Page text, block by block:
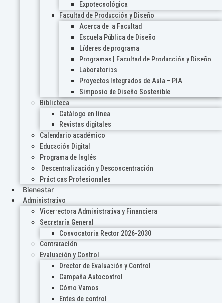
Expotecnológica
Facultad de Producción y Diseño
Acerca de la Facultad
Escuela Pública de Diseño
Líderes de programa
Programas | Facultad de Producción y Diseño
Laboratorios
Proyectos Integrados de Aula – PIA
Simposio de Diseño Sostenible
Biblioteca
Catálogo en línea
Revistas digitales
Calendario académico
Educación Digital
Programa de Inglés
Descentralización y Desconcentración
Prácticas Profesionales
Bienestar
Administrativo
Vicerrectora Administrativa y Financiera
Secretaría General
Convocatoria Rector 2026-2030
Contratación
Evaluación y Control
Drector de Evaluación y Control
Campaña Autocontrol
Cómo Vamos
Entes de control